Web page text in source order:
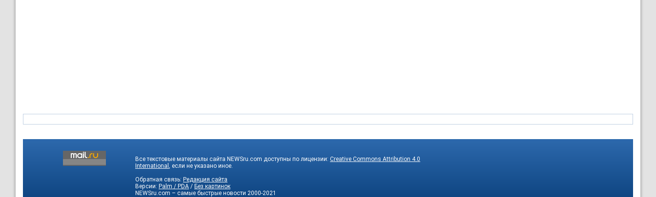
Все текстовые материалы сайта NEWSru.com доступны по лицензии: Creative Commons Attribution 4.0
International , если не указано иное.
Обратная связь: Редакция сайта
Версии: Palm / PDA / Без картинок
NEWSru.com – самые быстрые новости 2000-2021